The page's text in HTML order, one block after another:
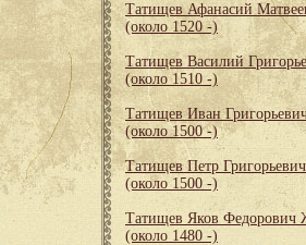
Татищев Афанасий
(около 1520 -)
Татищев Василий
(около 1510 -)
Татищев Иван
(около 1500 -)
Татищев Петр Григорьевич
(около 1500 -)
Татищев Яков Федорович
(около 1480 -)